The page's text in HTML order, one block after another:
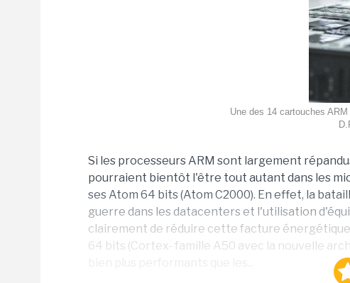
Une des 14 cartouches
Si les processeurs ARM sont largement
pourraient bientôt l'être tout autant dans les
ses Atom 64 bits (Atom C2000). En effet, la
guerre dans les datacenters et l'utilisation
clairement de réduire cette facture
64 bits (Cortex- famille A50 avec la nouvelle